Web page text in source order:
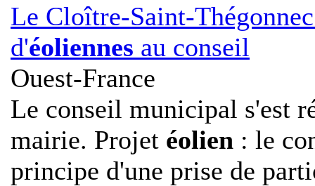
Le Cloître-Saint-
d'éoliennes au conseil
Ouest-France
Le conseil municipal s'est
mairie. Projet éolien : le
principe d'une prise de